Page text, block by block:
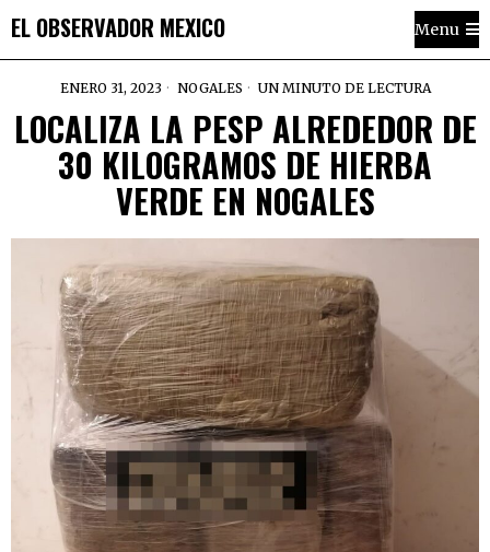
EL OBSERVADOR MEXICO Menu
ENERO 31, 2023 NOGALES UN MINUTO DE LECTURA
LOCALIZA LA PESP ALREDEDOR DE
30 KILOGRAMOS DE HIERBA
VERDE EN NOGALES